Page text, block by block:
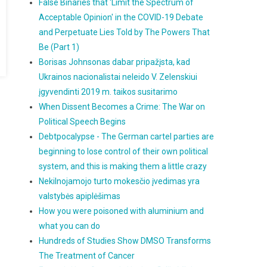
False Binaries that 'Limit the Spectrum of
Acceptable Opinion' in the COVID-19 Debate
and Perpetuate Lies Told by The Powers That
Be (Part 1)
Borisas Johnsonas dabar pripažįsta, kad
Ukrainos nacionalistai neleido V. Zelenskiui
įgyvendinti 2019 m. taikos susitarimo
When Dissent Becomes a Crime: The War on
Political Speech Begins
Debtpocalypse - The German cartel parties are
beginning to lose control of their own political
system, and this is making them a little crazy
Nekilnojamojo turto mokesčio įvedimas yra
valstybės apiplėšimas
How you were poisoned with aluminium and
what you can do
Hundreds of Studies Show DMSO Transforms
The Treatment of Cancer